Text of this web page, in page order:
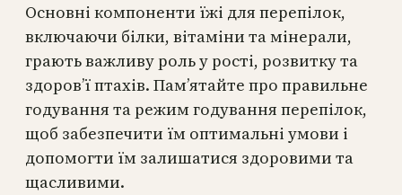
Основні компоненти їжі для перепілок,
включаючи білки, вітаміни та мінерали,
грають важливу роль у рості, розвитку та
здоров’ї птахів. Пам’ятайте про правильне
годування та режим годування перепілок,
щоб забезпечити їм оптимальні умови і
допомогти їм залишатися здоровими та
щасливими.